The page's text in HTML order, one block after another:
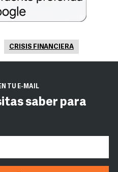
CRISIS FINANCIERA
TU E-MAIL
saber para